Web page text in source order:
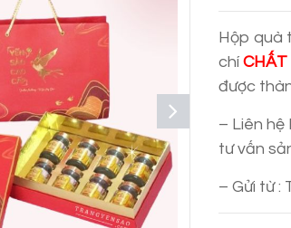
Hộp quà
chí CHẤT
được
– Liên
tư vấn
– Gửi từ :